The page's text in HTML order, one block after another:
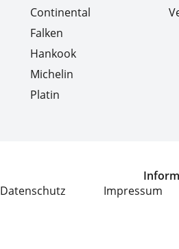
Continental
Falken
Hankook
Michelin
Platin
Datenschutz Impressum